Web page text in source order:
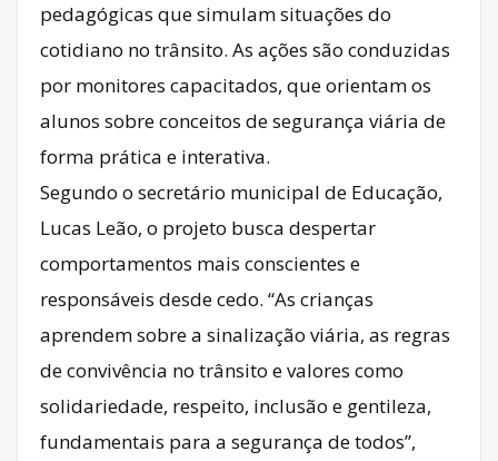
pedagógicas que simulam situações do
cotidiano no trânsito. As ações são conduzidas
por monitores capacitados, que orientam os
alunos sobre conceitos de segurança viária de
forma prática e interativa.
Segundo o secretário municipal de Educação,
Lucas Leão, o projeto busca despertar
comportamentos mais conscientes e
responsáveis desde cedo. “As crianças
aprendem sobre a sinalização viária, as regras
de convivência no trânsito e valores como
solidariedade, respeito, inclusão e gentileza,
fundamentais para a segurança de todos”,